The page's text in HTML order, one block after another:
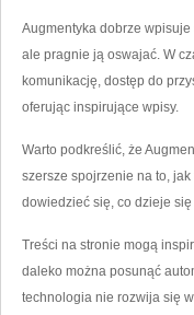
Augmentyka dobrze
ale pragnie ją oswajać. W
komunikację, dostęp do
oferując inspirujące wpisy.
Warto podkreślić, że
szersze spojrzenie na to,
dowiedzieć się, co dzieje
Treści na stronie mogą
daleko można posunąć
technologia nie rozwija się